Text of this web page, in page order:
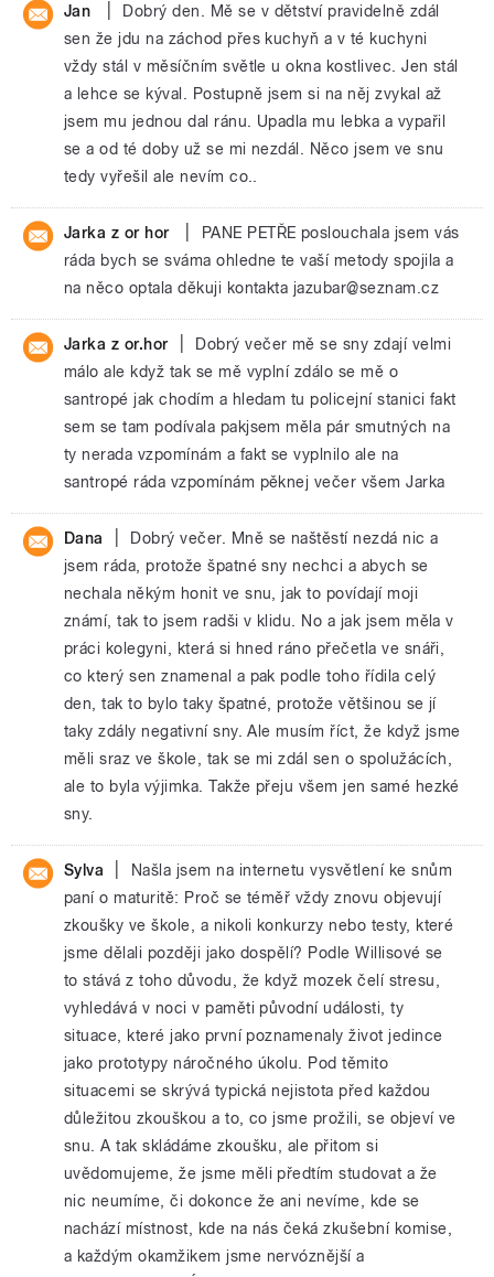
Jan
Dobrý den. Mě se v dětství pravidelně zdál
sen že jdu na záchod přes kuchyň a v té kuchyni
vždy stál v měsíčním světle u okna kostlivec. Jen stál
a lehce se kýval. Postupně jsem si na něj zvykal až
jsem mu jednou dal ránu. Upadla mu lebka a vypařil
se a od té doby už se mi nezdál. Něco jsem ve snu
tedy vyřešil ale nevím co..
Jarka z or hor
PANE PETŘE poslouchala jsem vás
ráda bych se sváma ohledne te vaší metody spojila a
na něco optala děkuji kontakta jazubar@seznam.cz
Jarka z or.hor
Dobrý večer mě se sny zdají velmi
málo ale když tak se mě vyplní zdálo se mě o
santropé jak chodím a hledam tu policejní stanici fakt
sem se tam podívala pakjsem měla pár smutných na
ty nerada vzpomínám a fakt se vyplnilo ale na
santropé ráda vzpomínám pěknej večer všem Jarka
Dana
Dobrý večer. Mně se naštěstí nezdá nic a
jsem ráda, protože špatné sny nechci a abych se
nechala někým honit ve snu, jak to povídají moji
známí, tak to jsem radši v klidu. No a jak jsem měla v
práci kolegyni, která si hned ráno přečetla ve snáři,
co který sen znamenal a pak podle toho řídila celý
den, tak to bylo taky špatné, protože většinou se jí
taky zdály negativní sny. Ale musím říct, že když jsme
měli sraz ve škole, tak se mi zdál sen o spolužácích,
ale to byla výjimka. Takže přeju všem jen samé hezké
sny.
Sylva
Našla jsem na internetu vysvětlení ke snům
paní o maturitě: Proč se téměř vždy znovu objevují
zkoušky ve škole, a nikoli konkurzy nebo testy, které
jsme dělali později jako dospělí? Podle Willisové se
to stává z toho důvodu, že když mozek čelí stresu,
vyhledává v noci v paměti původní události, ty
situace, které jako první poznamenaly život jedince
jako prototypy náročného úkolu. Pod těmito
situacemi se skrývá typická nejistota před každou
důležitou zkouškou a to, co jsme prožili, se objeví ve
snu. A tak skládáme zkoušku, ale přitom si
uvědomujeme, že jsme měli předtím studovat a že
nic neumíme, či dokonce že ani nevíme, kde se
nachází místnost, kde na nás čeká zkušební komise,
a každým okamžikem jsme nervóznější a